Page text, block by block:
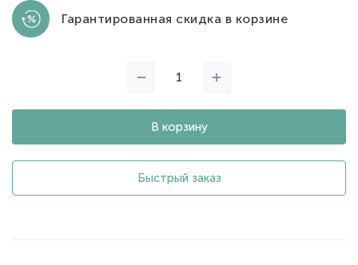
Гарантированная скидка в корзине
В корзину
Быстрый заказ